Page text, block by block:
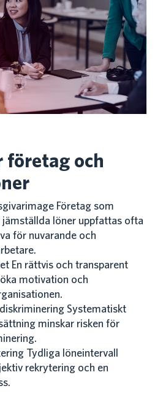
företag och
Företag som
löner uppfattas ofta
för nuvarande och
En rättvis och transparent
motivation och
Systematiskt
minskar risken för
Tydliga löneintervall
rekrytering och en